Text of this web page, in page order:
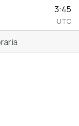
3:45
UTC